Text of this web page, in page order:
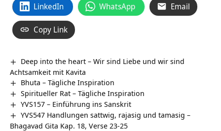
LinkedIn WhatsApp Email
Copy Link
Deep into the heart – Wir sind Liebe und wir sind
Achtsamkeit mit Kavita
Bhuta – Tägliche Inspiration
Spiritueller Rat – Tägliche Inspiration
YVS157 – Einführung ins Sanskrit
YVS547 Handlungen sattwig, rajasig und tamasig –
Bhagavad Gita Kap. 18, Verse 23-25